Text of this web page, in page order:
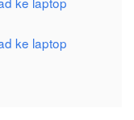
ke laptop